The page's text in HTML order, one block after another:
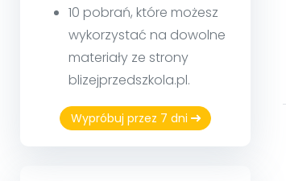
10 pobrań, które możesz
wykorzystać na dowolne
materiały ze strony
blizejprzedszkola.pl.
Wypróbuj przez 7 dni